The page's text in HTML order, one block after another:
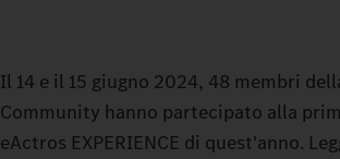
Il 14 e il 15 giugno 2024, 48 membri
Community hanno partecipato alla
eActros EXPERIENCE di quest'anno.